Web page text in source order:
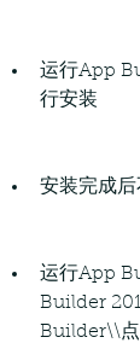
运行App
行安装
安装完成
运行App
Builder
Builder\\点